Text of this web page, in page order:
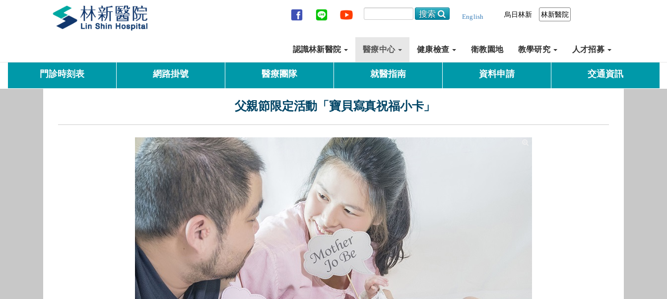
林新醫院
烏日林新
English
認識林新醫院 醫療中心 健康檢查 衛教園地 教學研究 人才招募
門診時刻表 網路掛號 醫療團隊 就醫指南 資料申請 交通資訊
父親節限定活動「寶貝寫真祝福小卡」